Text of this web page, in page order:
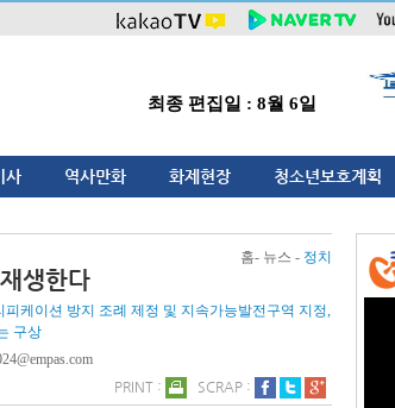
최종 편집일 : 8월 6일
사 역사만화 화제현장 청소년보호계획
홈- 뉴스 - 정치
생한다
케이션 방지 조례 제정 및 지속가능발전구역 지정,
구상
PRINT :
SCRAP :